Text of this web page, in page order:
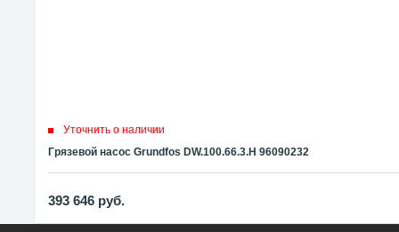
Уточнить о наличии
Грязевой насос Grundfos DW.100.66.3.Н 96090232
393 646 руб.